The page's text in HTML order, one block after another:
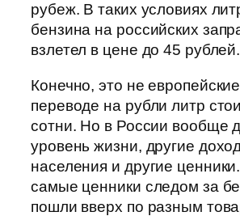
рубеж. В таких условиях
бензина на российских
взлетел в цене до 45 рублей.
Конечно, это не
переводе на рубли литр
сотни. Но в России вообще
уровень жизни, другие
населения и другие
самые ценники следом за
пошли вверх по разным